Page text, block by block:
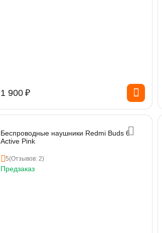
1 900 ₽
Беспроводные наушники Redmi Buds 6
Active Pink
5(Отзывов: 2)
Предзаказ